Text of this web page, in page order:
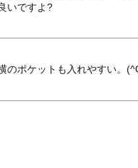
いですよ?
のポケットも入れやすい。